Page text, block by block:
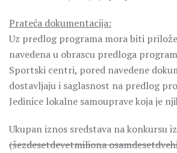
Prateća dokumentacija:
Uz predlog programa mora biti
navedena u obrascu predloga
Sportski centri, pored navedene
dostavljaju i saglasnost na predlog
Jedinice lokalne samouprave koja je
Ukupan iznos sredstava na konkursu
(šezdesetdevetmiliona